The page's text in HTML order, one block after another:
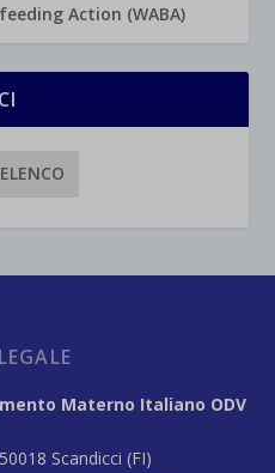
Action (WABA)
Materno Italiano ODV
Scandicci (FI)